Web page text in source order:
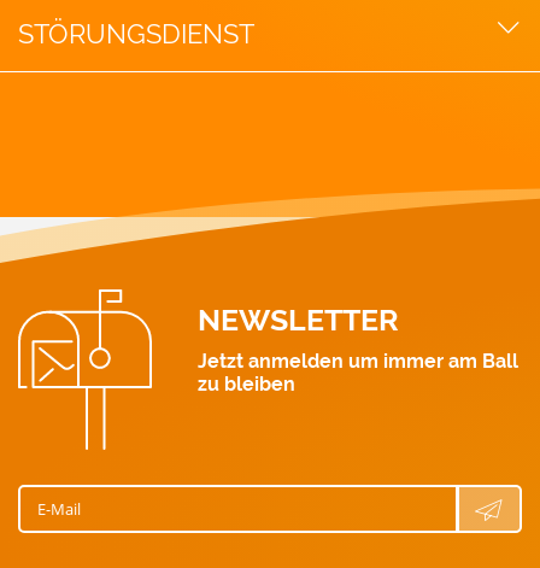
Willkomensbox
STÖRUNGSDIENST
Wasser: 0463 521 411
NEWSLETTER
Jetzt anmelden um immer am Ball
zu bleiben
E-Mail